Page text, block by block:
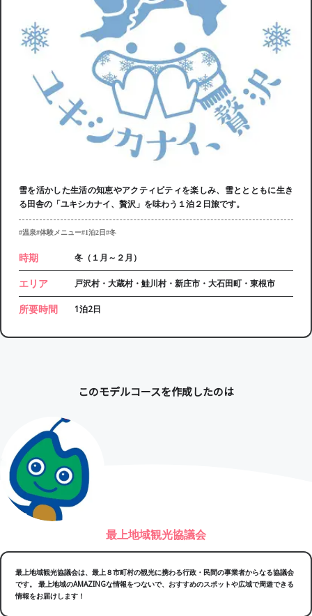
雪を活かした生活の知恵やアクティビティを楽しみ、雪ととともに生き
る田舎の「ユキシカナイ、贅沢」を味わう１泊２日旅です。
#温泉#体験メニュー#1泊2日#冬
時期 冬（１月～２月）
エリア 戸沢村・大蔵村・鮭川村・新庄市・大石田町・東根市
所要時間 1泊2日
このモデルコースを作成したのは
最上地域観光協議会
最上地域観光協議会は、最上８市町村の観光に携わる行政・民間の事業者からなる協議会
です。 最上地域のAMAZINGな情報をつないで、おすすめのスポットや広域で周遊できる
情報をお届けします！